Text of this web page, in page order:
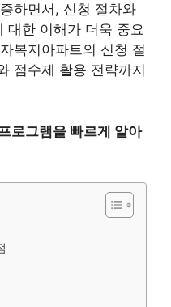
하면서, 신청 절차와
대한 이해가 더욱 중요
복지아파트의 신청 절
점수제 활용 전략까지
로그램을 빠르게 알아